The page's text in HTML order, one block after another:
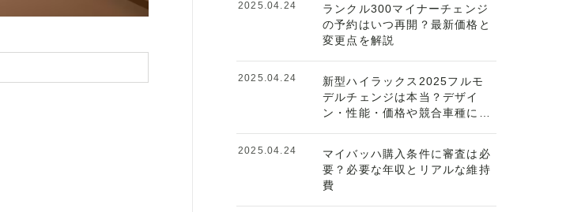
ランクル300マイナーチェンジ
の予約はいつ再開？最新価格と
変更点を解説
2025.04.24
新型ハイラックス2025フルモ
デルチェンジは本当？デザイ
ン・性能・価格や競合車種につ
2025.04.24
マイバッハ購入条件に審査は必
要？必要な年収とリアルな維持
費
2025.04.24